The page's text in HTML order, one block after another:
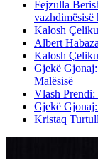
Fejzulla
vazhdimësisë
Kalosh
Albert
Kalosh
Gjekë
Malësisë
Vlash
Gjekë
Kristaq